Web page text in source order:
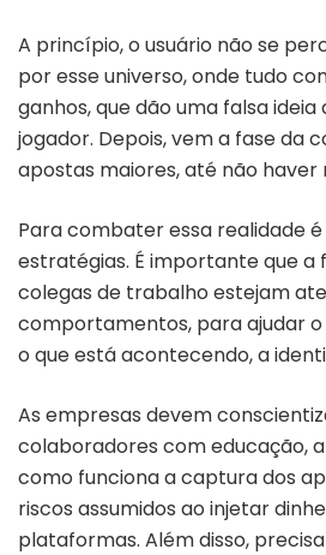
A princípio, o usuário não se
por esse universo, onde tudo
ganhos, que dão uma falsa
jogador. Depois, vem a fase da
apostas maiores, até não haver
Para combater essa realidade
estratégias. É importante que a
colegas de trabalho estejam
comportamentos, para ajudar
o que está acontecendo, a
As empresas devem
colaboradores com educação,
como funciona a captura dos
riscos assumidos ao injetar
plataformas. Além disso,